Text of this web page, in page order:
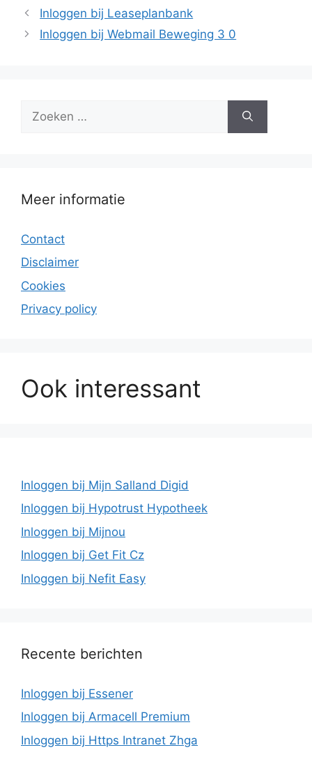
Inloggen bij Leaseplanbank
Inloggen bij Webmail Beweging 3 0
naar:
Meer informatie
Contact
Disclaimer
Cookies
Privacy policy
Ook interessant
Inloggen bij Mijn Salland Digid
Inloggen bij Hypotrust Hypotheek
Inloggen bij Mijnou
Inloggen bij Get Fit Cz
Inloggen bij Nefit Easy
Recente berichten
Inloggen bij Essener
Inloggen bij Armacell Premium
Inloggen bij Https Intranet Zhga